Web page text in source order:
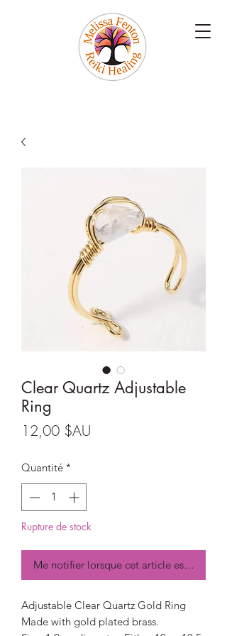
Clear Quartz Adjustable
Ring
12,00 $AU
Quantité *
Rupture de stock
Me notifier lorsque cet article est
Adjustable Clear Quartz Gold Ring
Made with gold plated brass.